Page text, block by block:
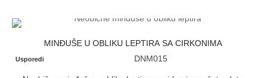
MINĐUŠE U OBLIKU LEPTIRA SA CIRKONIMA
Usporedi DNM015